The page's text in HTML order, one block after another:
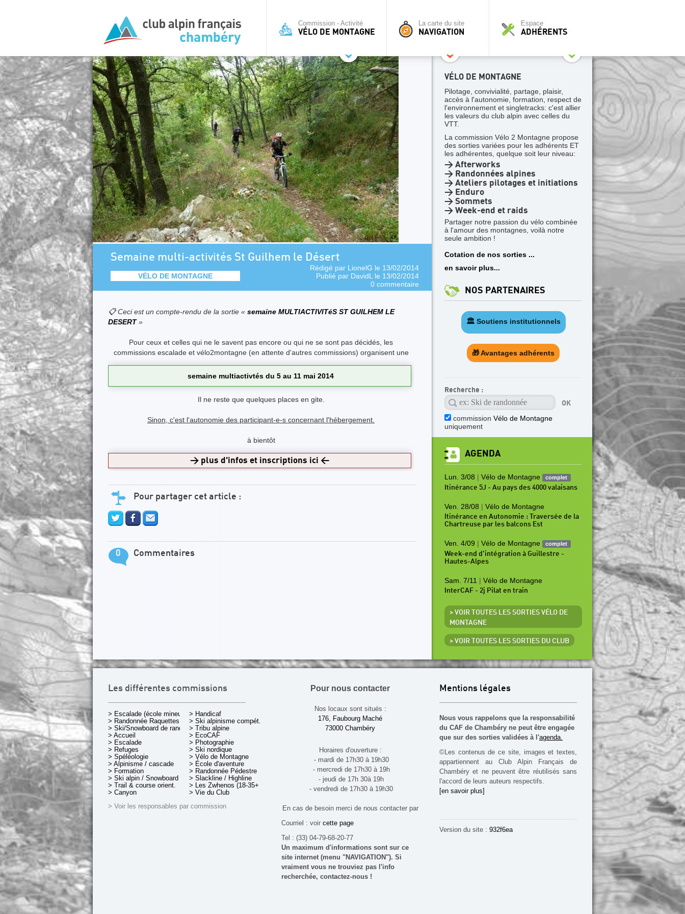
Commission - Activité
VÉLO DE MONTAGNE
La carte du site
NAVIGATION
Espace
ADHÉRENTS
Semaine multi-activités St Guilhem le Désert
VÉLO DE MONTAGNE
Rédigé par LionelG le 13/02/2014
Publié par DavidL le 13/02/2014
0 commentaire
📋 Ceci est un compte-rendu de la sortie « semaine MULTIACTIVITéS ST GUILHEM LE
DESERT»
Pour ceux et celles qui ne le savent pas encore ou qui ne se sont pas décidés, les
commissions escalade et vélo2montagne (en attente d'autres commissions) organisent une
semaine multiactivtés du 5 au 11 mai 2014
Il ne reste que quelques places en gite.
Sinon, c'est l'autonomie des participant-e-s concernant l'hébergement.
à bientôt
> plus d'infos et inscriptions ici <
Pour partager cet article :
0 Commentaires
VÉLO DE MONTAGNE
Pilotage, convivialité, partage, plaisir,
accès à l'autonomie, formation, respect de
l'environnement et singletracks: c'est allier
les valeurs du club alpin avec celles du
VTT.
La commission Vélo 2 Montagne propose
des sorties variées pour les adhérents ET
les adhérentes, quelque soit leur niveau:
> Afterworks
> Randonnées alpines
> Ateliers pilotages et initiations
> Enduro
> Sommets
> Week-end et raids
Partager notre passion du vélo combinée
à l'amour des montagnes, voilà notre
seule ambition !
Cotation de nos sorties ...
en savoir plus...
NOS PARTENAIRES
🏛️ Soutiens institutionnels
🎁 Avantages adhérents
Recherche :
commission Vélo de Montagne
uniquement
AGENDA
Lun. 3/08 | Vélo de Montagne complet
Itinérance 5J - Au pays des 4000 valaisans
Ven. 28/08 | Vélo de Montagne
Itinérance en Autonomie : Traversée de la
Chartreuse par les balcons Est
Ven. 4/09 | Vélo de Montagne complet
Week-end d'intégration à Guillestre -
Hautes-Alpes
Sam. 7/11 | Vélo de Montagne
InterCAF - 2j Pilat en train
> VOIR TOUTES LES SORTIES VÉLO DE
MONTAGNE
> VOIR TOUTES LES SORTIES DU CLUB
Les différentes commissions
> Escalade (école mineurs)
> Randonnée Raquettes
> Ski/Snowboard de rando.
> Accueil
> Escalade
> Refuges
> Spéléologie
> Alpinisme / cascade
> Formation
> Ski alpin / Snowboard
> Trail & course orient.
> Canyon
> Handicaf
> Ski alpinisme compét.
> Tribu alpine
> EcoCAF
> Photographie
> Ski nordique
> Vélo de Montagne
> École d'aventure
> Randonnée Pédestre
> Slackline / Highline
> Les Zwhenos (18-35+ ans)
> Vie du Club
> Voir les responsables par commission
Pour nous contacter
Nos locaux sont situés :
176, Faubourg Maché
73000 Chambéry
Horaires d'ouverture :
- mardi de 17h30 à 19h30
- mercredi de 17h30 à 19h
- jeudi de 17h 30à 19h
- vendredi de 17h30 à 19h30
En cas de besoin merci de nous contacter par
Courriel : voir cette page
Tel : (33) 04-79-68-20-77
Un maximum d'informations sont sur ce
site internet (menu "NAVIGATION"). Si
vraiment vous ne trouviez pas l'info
recherchée, contactez-nous !
Mentions légales
Nous vous rappelons que la responsabilité
du CAF de Chambéry ne peut être engagée
que sur des sorties validées à l'agenda.
©Les contenus de ce site, images et textes,
appartiennent au Club Alpin Français de
Chambéry et ne peuvent être réutilisés sans
l'accord de leurs auteurs respectifs.
[en savoir plus]
Version du site : 932f6ea